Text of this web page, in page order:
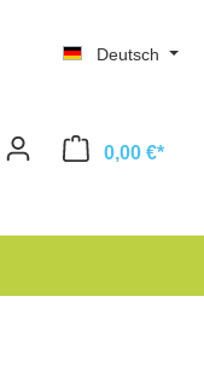
Deutsch
0,00 €*